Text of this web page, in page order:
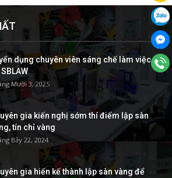
dụng chuyên viên sáng chế làm việc
Mười 3, 2025
gia kiến nghị sớm thí điểm lập sàn
tín chỉ vàng
Bảy 22, 2024
gia hiến kế thành lập sàn vàng để